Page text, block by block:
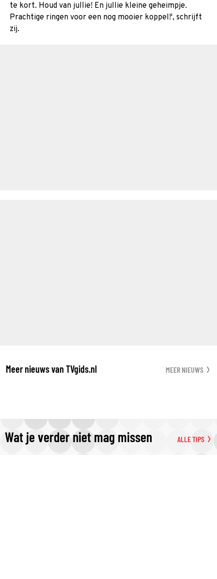
te kort. Houd van jullie! En jullie kleine geheimpje.
Prachtige ringen voor een nog mooier koppel!', schrijft
zij.
Meer nieuws van TVgids.nl MEER NIEUWS
Wat je verder niet mag missen ALLE TIPS